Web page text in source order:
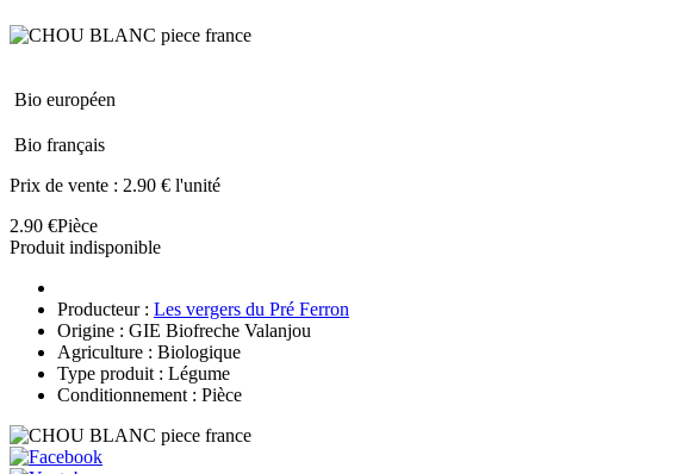
Bio européen
Bio français
Prix de vente : 2.90 € l'unité
2.90 €Pièce
Produit indisponible
Producteur : Les vergers du Pré Ferron
Origine : GIE Biofreche Valanjou
Agriculture : Biologique
Type produit : Légume
Conditionnement : Pièce